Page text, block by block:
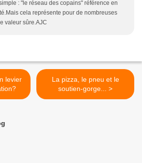
: "le réseau des copains" référence en
cela représente pour de nombreuses
valeur sûre.AJC
La pizza, le pneu et le
soutien-gorge... >